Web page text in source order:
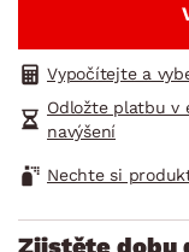
Vypočítejte a
Odložte platbu v
navýšení
Nechte si
Zjistěte dobu